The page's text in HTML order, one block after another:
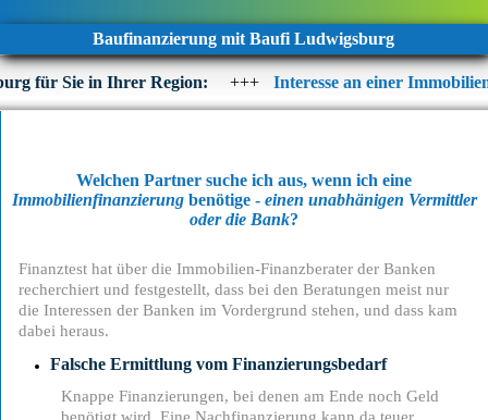
Baufinanzierung mit Baufi Ludwigsburg
in Ihrer Region: +++ Interesse an einer
Welchen Partner suche ich aus, wenn ich eine
Immobilienfinanzierungbenötige - einen unabhänigen Vermittler
oder die Bank?
Finanztest hat über die Immobilien-Finanzberater der Banken
recherchiert und festgestellt, dass bei den Beratungen meist nur
die Interessen der Banken im Vordergrund stehen, und dass kam
dabei heraus.
Falsche Ermittlung vom Finanzierungsbedarf
Knappe Finanzierungen, bei denen am Ende noch Geld
benötigt wird. Eine Nachfinanzierung kann da teuer